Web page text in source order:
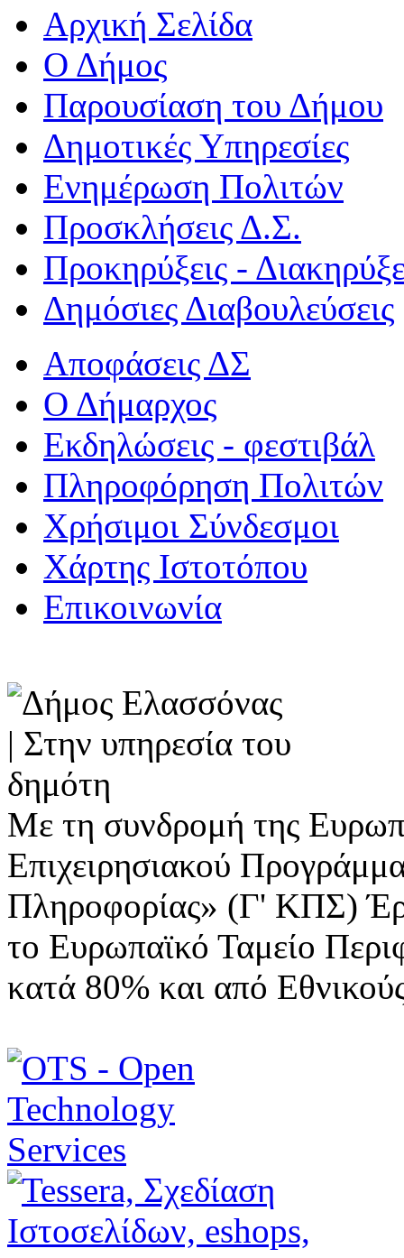
Αρχική Σελίδα
Ο Δήμος
Παρουσίαση του Δήμου
Δημοτικές Υπηρεσίες
Ενημέρωση Πολιτών
Προσκλήσεις Δ.Σ.
Προκηρύξεις -
Δημόσιες Διαβουλεύσεις
Αποφάσεις ΔΣ
Ο Δήμαρχος
Εκδηλώσεις - φεστιβάλ
Πληροφόρηση Πολιτών
Χρήσιμοι Σύνδεσμοι
Χάρτης Ιστοτόπου
Επικοινωνία
Με τη συνδρομή της
Επιχειρησιακού
Πληροφορίας» (Γ' ΚΠΣ)
το Ευρωπαϊκό Ταμείο
κατά 80% και από